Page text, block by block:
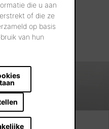
die u aan
of die ze
op basis
van hun